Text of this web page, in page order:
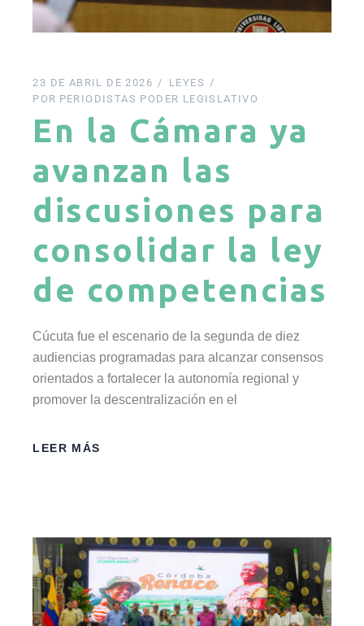
23 DE ABRIL DE 2026
LEYES
POR PERIODISTAS PODER LEGISLATIVO
En la Cámara ya
avanzan las
discusiones para
consolidar la ley
de competencias
Cúcuta fue el escenario de la segunda de diez
audiencias programadas para alcanzar consensos
orientados a fortalecer la autonomía regional y
promover la descentralización en el
LEER MÁS